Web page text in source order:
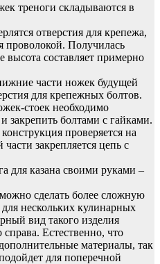
треноги складываются в
отверстия для крепежа,
проволокой. Получилась
высота составляет примерно
части ножек будущей
для крепежных болтов.
стоек необходимо
закрепить болтами с гайками.
проверяется на
закрепляется цепь с
для казана своими руками –
сделать более сложную
нескольких кулинарных
вид такого изделия
Естественно, что
материалы, так
для поперечной